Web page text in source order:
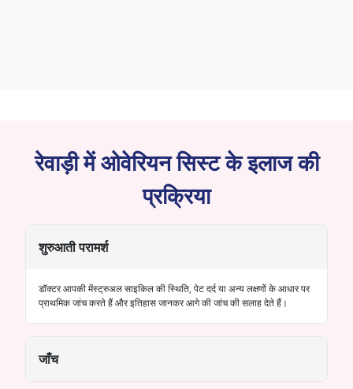
रेवाड़ी में ओवेरियन सिस्ट के इलाज की
प्रक्रिया
शुरुआती परामर्श
डॉक्टर आपकी मेंस्ट्रुअल साइकिल की स्थिति, पेट दर्द या अन्य लक्षणों के आधार पर
प्राथमिक जांच करते हैं और इतिहास जानकर आगे की जांच की सलाह देते हैं।
जाँच